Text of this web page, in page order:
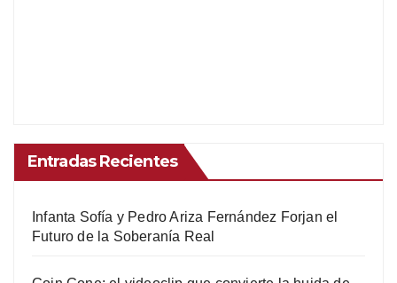
Entradas Recientes
Infanta Sofía y Pedro Ariza Fernández Forjan el
Futuro de la Soberanía Real